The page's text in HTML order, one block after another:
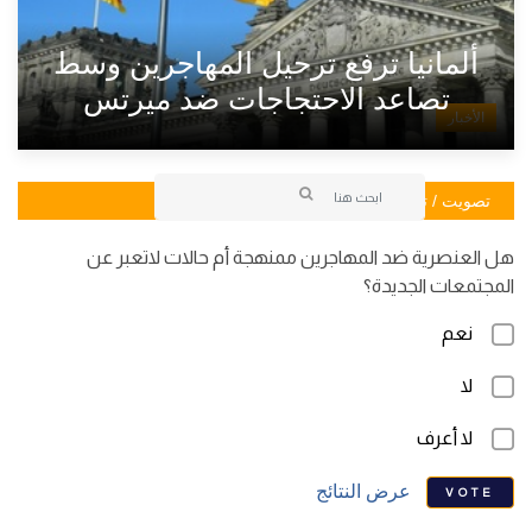
الأخبار
ألمانيا ترفع ترحيل المهاجرين وسط
تصاعد الاحتجاجات ضد ميرتس
تصويت / تصويت
هل العنصرية ضد المهاجرين ممنهجة أم حالات لاتعبر عن
المجتمعات الجديدة؟
نعم
لا
لا أعرف
VOTE عرض النتائج